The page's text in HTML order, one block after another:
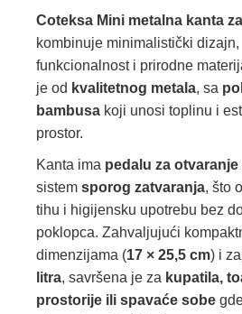
Coteksa Mini metalna kanta
kombinuje minimalistički dizajn,
funkcionalnost i prirodne
je od kvalitetnog metala, sa
bambusa koji unosi toplinu i
prostor.
Kanta ima pedalu za
sistem sporog zatvaranja, što
tihu i higijensku upotrebu bez
poklopca. Zahvaljujući
dimenzijama (17 × 25,5 cm) i
litra, savršena je za kupatila,
prostorije ili spavaće sobe